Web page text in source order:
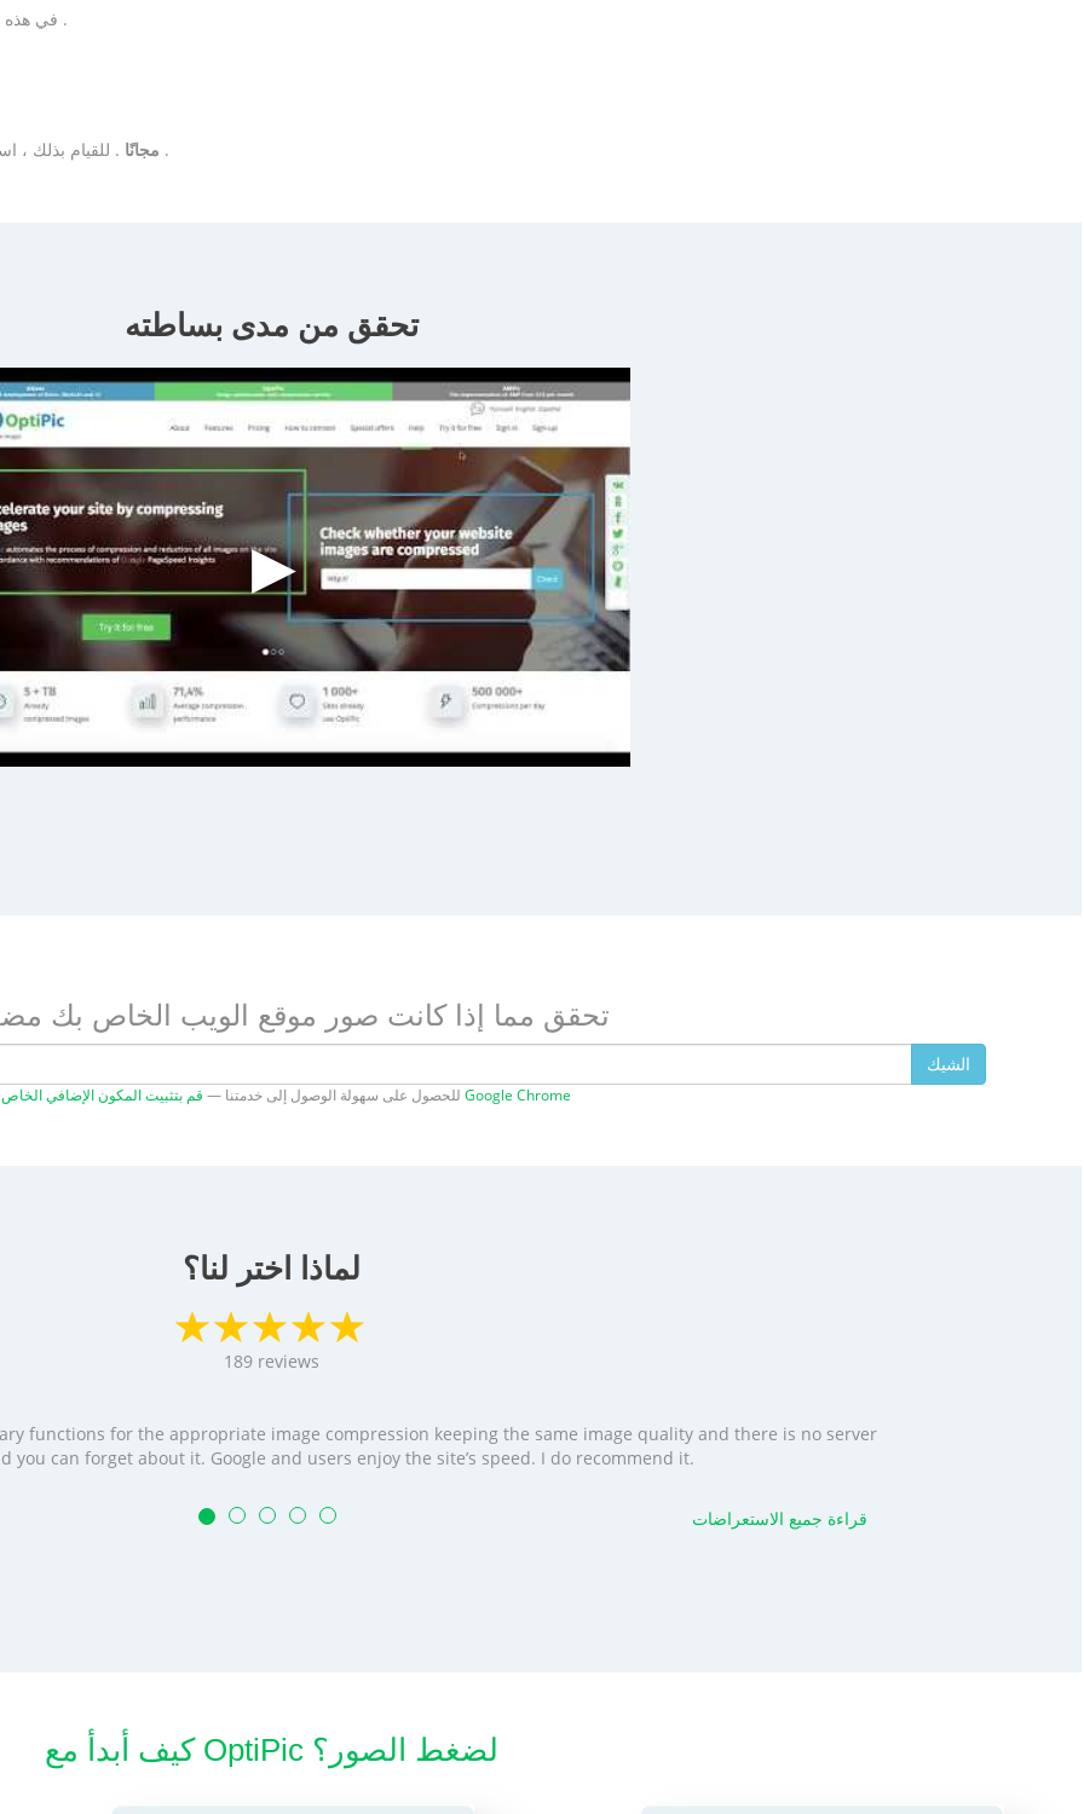
تعرف على المزيد حول الضغط التلقائي باستخدام OptiPic في هذه .
مجانًا . للقيام بذلك ، .
تحقق من مدى بساطته
تحقق مما إذا كانت صور موقع الويب الخاص بك
الشيك
للحصول على سهولة الوصول إلى خدمتنا — قم بتثبيت المكون الإضافي الخاص بنا لـ Google Chrome
لماذا اختر لنا؟
189 reviews
functions for the appropriate image compression keeping the same image quality and there is no server
you can forget about it. Google and users enjoy the site’s speed. I do recommend it.
قراءة جميع الاستعراضات
كيف أبدأ مع OptiPic لضغط الصور؟